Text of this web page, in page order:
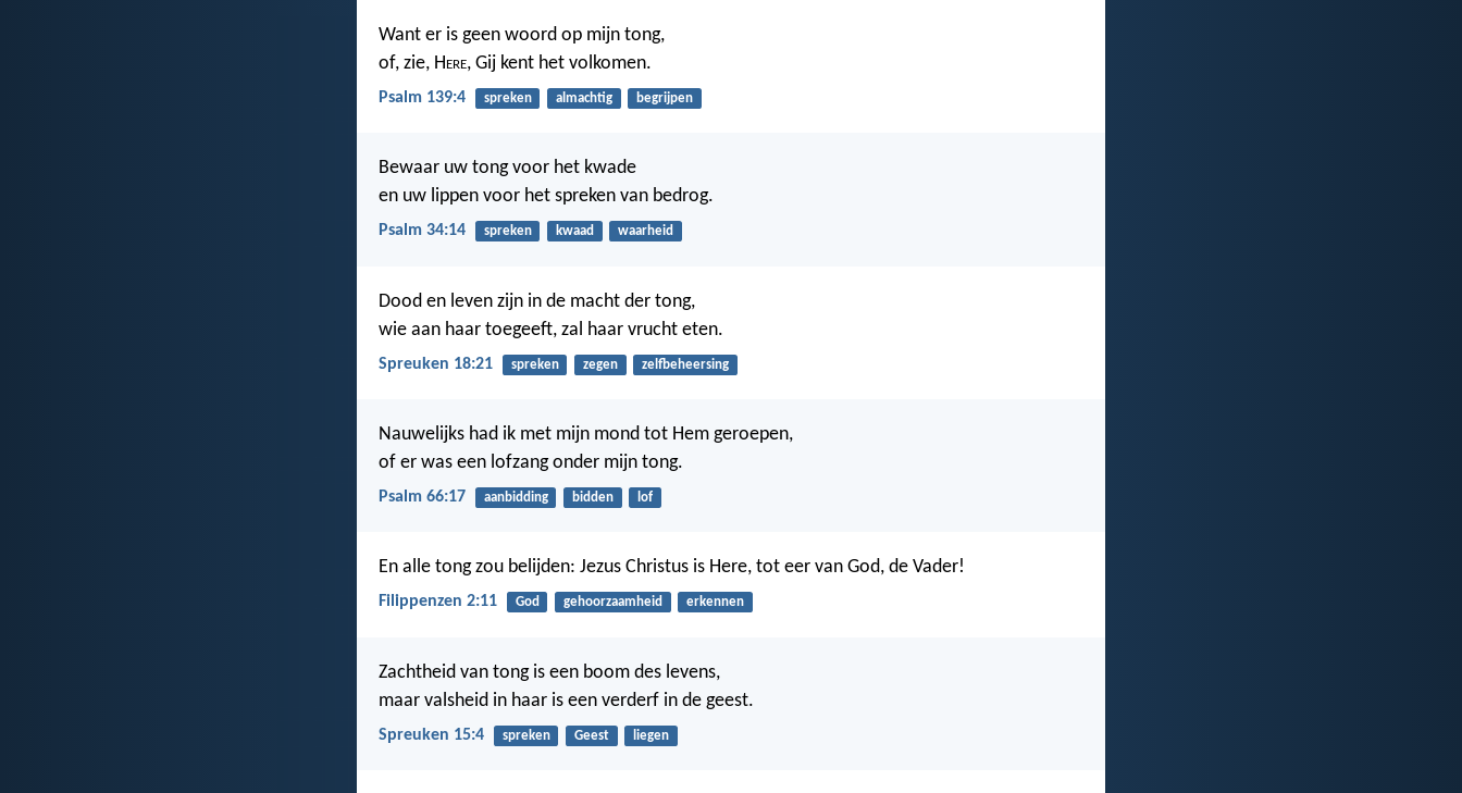
Want er is geen woord op mijn tong,
of, zie, Here, Gij kent het volkomen.
Psalm 139:4 spreken almachtig begrijpen
Bewaar uw tong voor het kwade
en uw lippen voor het spreken van bedrog.
Psalm 34:14 spreken kwaad waarheid
Dood en leven zijn in de macht der tong,
wie aan haar toegeeft, zal haar vrucht eten.
Spreuken 18:21 spreken zegen zelfbeheersing
Nauwelijks had ik met mijn mond tot Hem geroepen,
of er was een lofzang onder mijn tong.
Psalm 66:17 aanbidding bidden lof
En alle tong zou belijden: Jezus Christus is Here, tot eer van God, de Vader!
Filippenzen 2:11 God gehoorzaamheid erkennen
Zachtheid van tong is een boom des levens,
maar valsheid in haar is een verderf in de geest.
Spreuken 15:4 spreken Geest liegen